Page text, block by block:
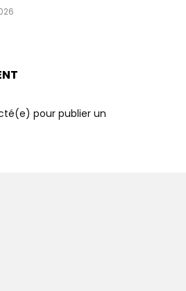
pour publier un